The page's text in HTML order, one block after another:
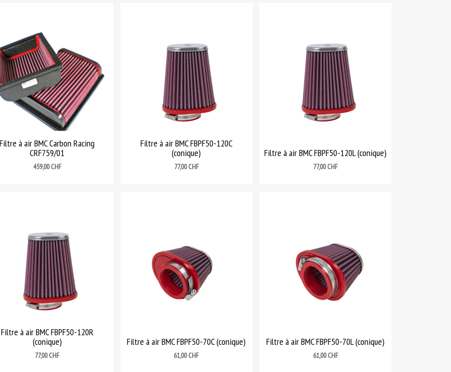
Filtre à air BMC Carbon Racing
CRF759/01
Prix
459,00 CHF
Filtre à air BMC FBPF50-120C
(conique)
Prix
77,00 CHF
Filtre à air BMC FBPF50-120L (conique)
Prix
77,00 CHF
Filtre à air BMC FBPF50-120R
(conique)
Prix
77,00 CHF
Filtre à air BMC FBPF50-70C (conique)
Prix
61,00 CHF
Filtre à air BMC FBPF50-70L (conique)
Prix
61,00 CHF